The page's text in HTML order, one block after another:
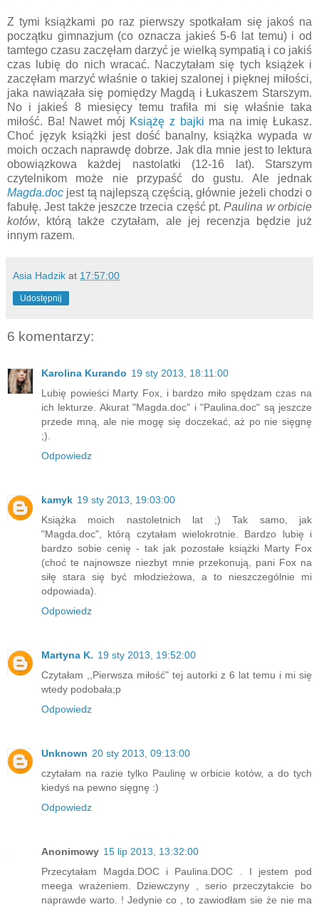
Z tymi książkami po raz pierwszy spotkałam się jakoś na
początku gimnazjum (co oznacza jakieś 5-6 lat temu) i od
tamtego czasu zaczęłam darzyć je wielką sympatią i co jakiś
czas lubię do nich wracać. Naczytałam się tych książek i
zaczęłam marzyć właśnie o takiej szalonej i pięknej miłości,
jaka nawiązała się pomiędzy Magdą i Łukaszem Starszym.
No i jakieś 8 miesięcy temu trafiła mi się właśnie taka
miłość. Ba! Nawet mój Książę z bajki ma na imię Łukasz.
Choć język książki jest dość banalny, książka wypada w
moich oczach naprawdę dobrze. Jak dla mnie jest to lektura
obowiązkowa każdej nastolatki (12-16 lat). Starszym
czytelnikom może nie przypaść do gustu. Ale jednak
Magda.doc jest tą najlepszą częścią, głównie jeżeli chodzi o
fabułę. Jest także jeszcze trzecia część pt.Paulina w orbicie
kotów, którą także czytałam, ale jej recenzja będzie już
innym razem.
Asia Hadzik at 17:57:00
Udostępnij
6 komentarzy:
Karolina Kurando 19 sty 2013, 18:11:00
Lubię powieści Marty Fox, i bardzo miło spędzam czas na
ich lekturze. Akurat "Magda.doc" i "Paulina.doc" są jeszcze
przede mną, ale nie mogę się doczekać, aż po nie sięgnę
;).
Odpowiedz
kamyk 19 sty 2013, 19:03:00
Książka moich nastoletnich lat ;) Tak samo, jak
"Magda.doc", którą czytałam wielokrotnie. Bardzo lubię i
bardzo sobie cenię - tak jak pozostałe książki Marty Fox
(choć te najnowsze niezbyt mnie przekonują, pani Fox na
siłę stara się być młodzieżowa, a to nieszczególnie mi
odpowiada).
Odpowiedz
Martyna K. 19 sty 2013, 19:52:00
Czytałam ,,Pierwsza miłość" tej autorki z 6 lat temu i mi się
wtedy podobała;p
Odpowiedz
Unknown 20 sty 2013, 09:13:00
czytałam na razie tylko Paulinę w orbicie kotów, a do tych
kiedyś na pewno sięgnę :)
Odpowiedz
Anonimowy 15 lip 2013, 13:32:00
Przecytałam Magda.DOC i Paulina.DOC . I jestem pod
meega wrażeniem. Dziewczyny , serio przeczytakcie bo
naprawde warto. ! Jedynie co , to zawiodłam sie że nie ma